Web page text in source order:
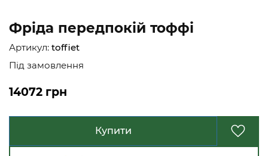
Фріда передпокій тоффі
Артикул: toffiet
Під замовлення
14072 грн
Купити